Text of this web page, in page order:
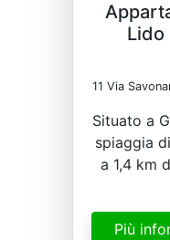
Lido
11 Via
Situato a
spiaggia
a 1,4 km
Più